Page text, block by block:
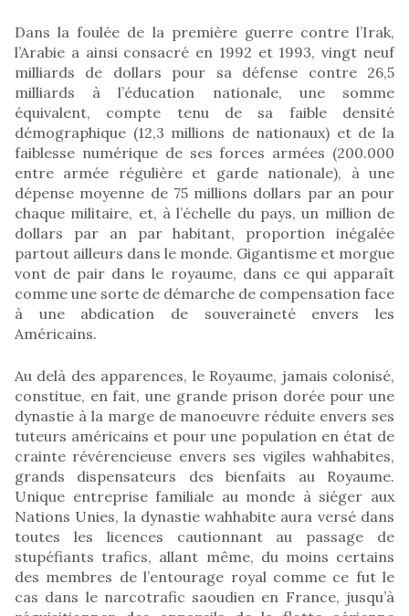
Dans la foulée de la première guerre contre l’Irak,
l’Arabie a ainsi consacré en 1992 et 1993, vingt neuf
milliards de dollars pour sa défense contre 26,5
milliards à l’éducation nationale, une somme
équivalent, compte tenu de sa faible densité
démographique (12,3 millions de nationaux) et de la
faiblesse numérique de ses forces armées (200.000
entre armée régulière et garde nationale), à une
dépense moyenne de 75 millions dollars par an pour
chaque militaire, et, à l’échelle du pays, un million de
dollars par an par habitant, proportion inégalée
partout ailleurs dans le monde. Gigantisme et morgue
vont de pair dans le royaume, dans ce qui apparaît
comme une sorte de démarche de compensation face
à une abdication de souveraineté envers les
Américains.
Au delà des apparences, le Royaume, jamais colonisé,
constitue, en fait, une grande prison dorée pour une
dynastie à la marge de manoeuvre réduite envers ses
tuteurs américains et pour une population en état de
crainte révérencieuse envers ses vigiles wahhabites,
grands dispensateurs des bienfaits au Royaume.
Unique entreprise familiale au monde à siéger aux
Nations Unies, la dynastie wahhabite aura versé dans
toutes les licences cautionnant au passage de
stupéfiants trafics, allant même, du moins certains
des membres de l’entourage royal comme ce fut le
cas dans le narcotrafic saoudien en France, jusqu’à